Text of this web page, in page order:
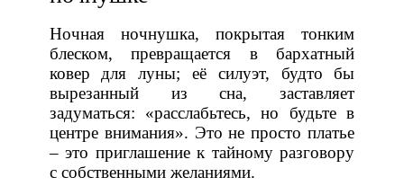
Ночная ночнушка, покрытая тонким
блеском, превращается в бархатный
ковер для луны; её силуэт, будто бы
вырезанный из сна, заставляет
задуматься: «расслабьтесь, но будьте в
центре внимания». Это не просто платье
– это приглашение к тайному разговору
с собственными желаниями.